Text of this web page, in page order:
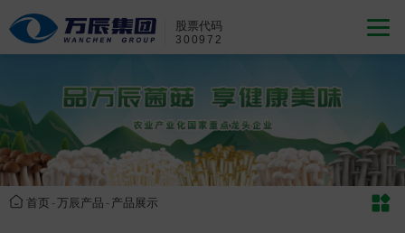
股票代码
300972
首页 -万辰产品 - 产品展示